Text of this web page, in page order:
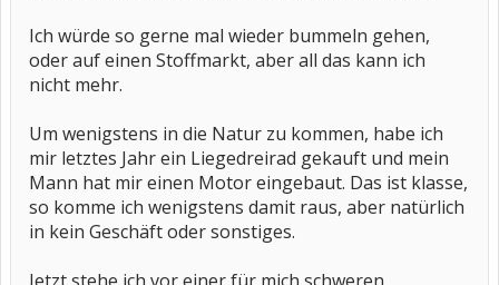
Ich würde so gerne mal wieder bummeln gehen,
oder auf einen Stoffmarkt, aber all das kann ich
nicht mehr.
Um wenigstens in die Natur zu kommen, habe ich
mir letztes Jahr ein Liegedreirad gekauft und mein
Mann hat mir einen Motor eingebaut. Das ist klasse,
so komme ich wenigstens damit raus, aber natürlich
in kein Geschäft oder sonstiges.